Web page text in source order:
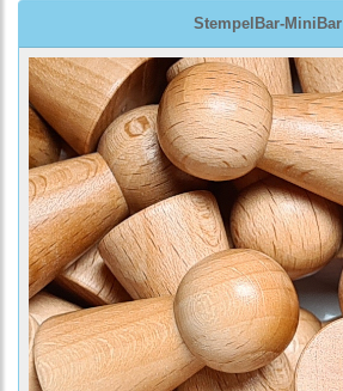
StempelBar-MiniBar